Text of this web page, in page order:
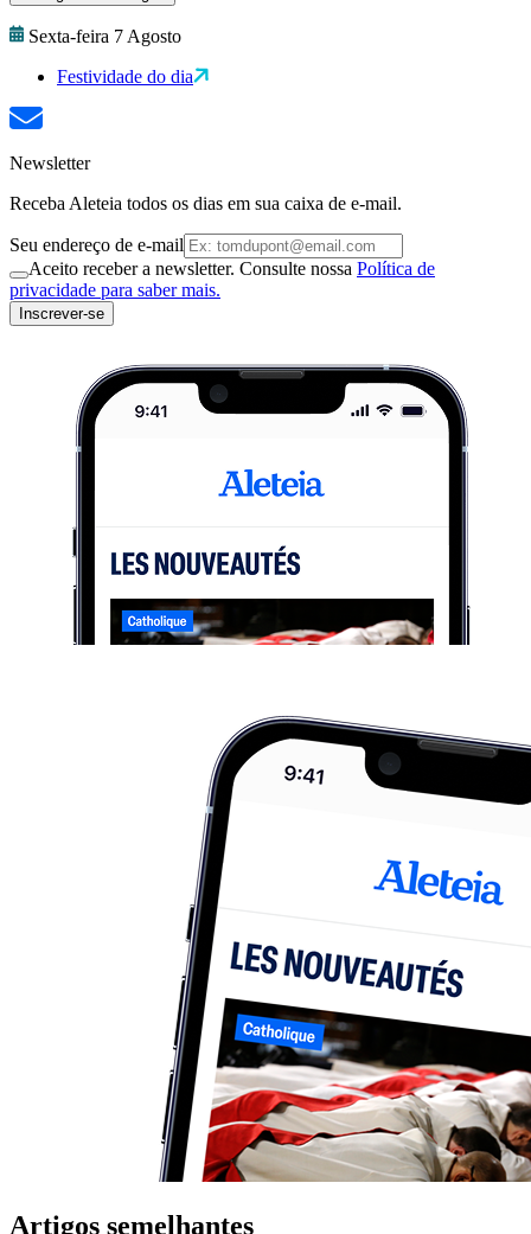
Sexta-feira 7 Agosto
Festividade do dia
Newsletter
Receba Aleteia todos os dias em sua caixa de e-mail.
Seu endereço de e-mail
Aceito receber a newsletter. Consulte nossa Política de
privacidade para saber mais.
Inscrever-se
Artigos semelhantes